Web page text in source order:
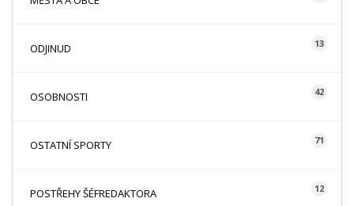
ODJINUD 13
OSOBNOSTI 42
OSTATNÍ SPORTY 71
POSTŘEHY ŠÉFREDAKTORA 12